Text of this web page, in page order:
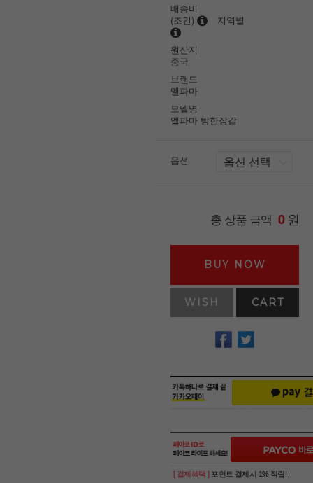
배송비
(조건)
지역별
원산지
중국
브랜드
엘파마
모델명
엘파마 방한장갑
옵션
총 상품 금액 0원
BUY NOW
WISH CART
[ 결제혜택 ] 포인트 결제시 1% 적립!